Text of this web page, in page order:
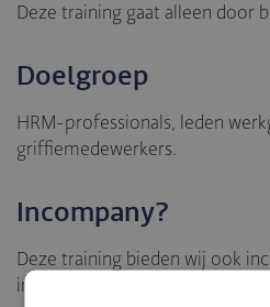
Deze training gaat alleen door
Doelgroep
HRM-professionals, leden
griffiemedewerkers.
Incompany?
Deze training bieden wij ook
informatie neem contact op via: